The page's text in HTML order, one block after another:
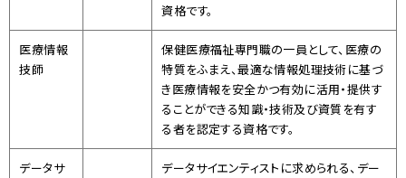
資格です。
医療情報
技師
保健医療福祉専門職の一員として、医療の
特質をふまえ、最適な情報処理技術に基づ
き医療情報を安全かつ有効に活用・提供す
ることができる知識・技術及び資質を有す
る者を認定する資格です。
データサ
データサイエンティストに求められる、 デー